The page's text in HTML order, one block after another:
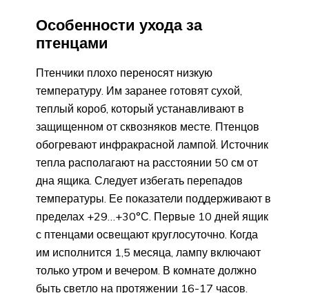
Особенности ухода за
птенцами
Птенчики плохо переносят низкую
температуру. Им заранее готовят сухой,
теплый короб, который устанавливают в
защищенном от сквозняков месте. Птенцов
обогревают инфракрасной лампой. Источник
тепла располагают на расстоянии 50 см от
дна ящика. Следует избегать перепадов
температуры. Ее показатели поддерживают в
пределах +29…+30°С. Первые 10 дней ящик
с птенцами освещают круглосуточно. Когда
им исполнится 1,5 месяца, лампу включают
только утром и вечером. В комнате должно
быть светло на протяжении 16-17 часов.